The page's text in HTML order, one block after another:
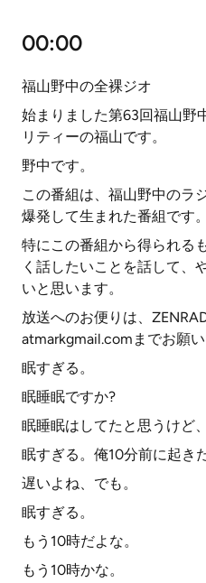
00:00
福山野中の全裸ジオ
始まりました第63回福山野
リティーの福山です。
野中です。
この番組は、福山野中のラ
爆発して生まれた番組です。
特にこの番組から得られる
く話したいことを話して、
いと思います。
放送へのお便りは、
atmarkgmail.comまでお願い
眠すぎる。
眠睡眠ですか?
眠睡眠はしてたと思うけど
眠すぎる。俺10分前に起き
遅いよね、でも。
眠すぎる。
もう10時だよな。
もう10時かな。